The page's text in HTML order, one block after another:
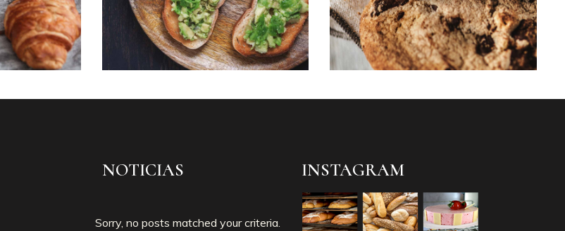
NOTICIAS
Sorry, no posts matched your criteria.
INSTAGRAM